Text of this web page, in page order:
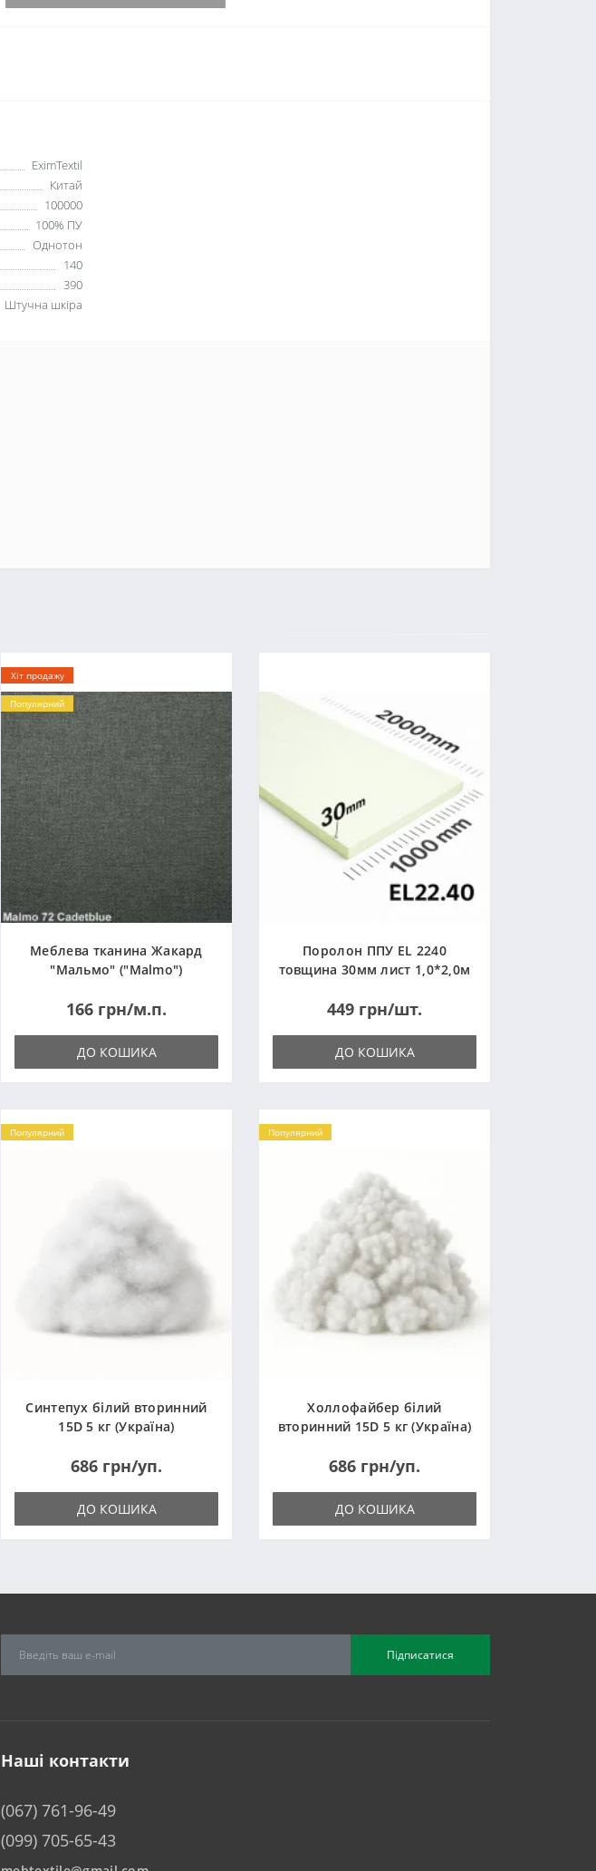
EximTextil
Китай
100000
100% ПУ
Однотон
140
390
Штучна шкіра
Хіт продажу
Популярний
Меблева тканина Жакард
"Мальмо" ("Malmo")
166 грн/м.п.
ДО КОШИКА
Поролон ППУ EL 2240
товщина 30мм лист 1,0*2,0м
449 грн/шт.
ДО КОШИКА
Популярний
Синтепух білий вторинний
15D 5 кг (Україна)
686 грн/уп.
ДО КОШИКА
Популярний
Холлофайбер білий
вторинний 15D 5 кг (Україна)
686 грн/уп.
ДО КОШИКА
Підписатися
Наші контакти
(067) 761-96-49
(099) 705-65-43